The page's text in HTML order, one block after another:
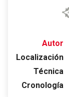
Autor
Localización
Técnica
Cronología